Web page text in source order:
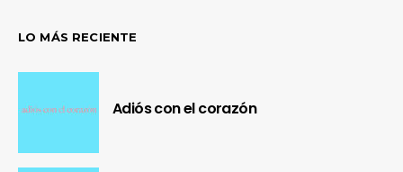
LO MÁS RECIENTE
Adiós con el corazón